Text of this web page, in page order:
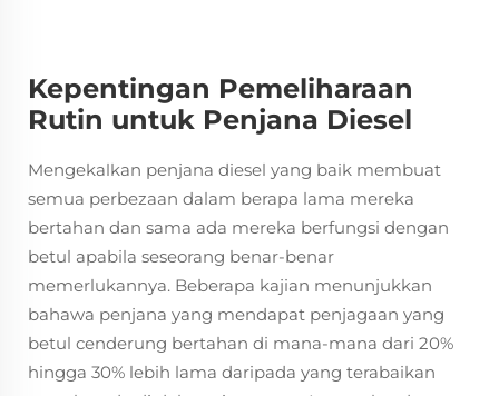
Kepentingan Pemeliharaan
Rutin untuk Penjana Diesel
Mengekalkan penjana diesel yang baik membuat
semua perbezaan dalam berapa lama mereka
bertahan dan sama ada mereka berfungsi dengan
betul apabila seseorang benar-benar
memerlukannya. Beberapa kajian menunjukkan
bahawa penjana yang mendapat penjagaan yang
betul cenderung bertahan di mana-mana dari 20%
hingga 30% lebih lama daripada yang terabaikan